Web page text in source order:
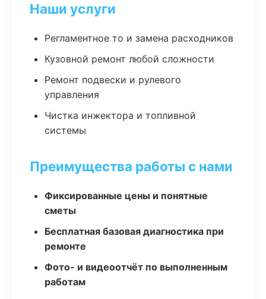
Наши услуги
Регламентное то и замена расходников
Кузовной ремонт любой сложности
Ремонт подвески и рулевого
управления
Чистка инжектора и топливной
системы
Преимущества работы с нами
Фиксированные цены и понятные
сметы
Бесплатная базовая диагностика при
ремонте
Фото- и видеоотчёт по выполненным
работам